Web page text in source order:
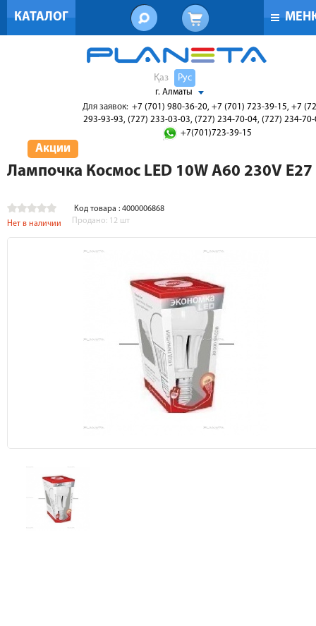
КАТАЛОГ
Қаз Рус
г. Алматы
Для заявок: +7 (701) 980-36-20, +7 (701) 723-39-15, +7
293-93-93, (727) 233-03-03, (727) 234-70-04, (727) 234-
+7(701)723-39-15
Акции
Лампочка Космос LED 10W A60 230V E27
Код товара : 4000006868
Нет в наличии
Продано: 12 шт